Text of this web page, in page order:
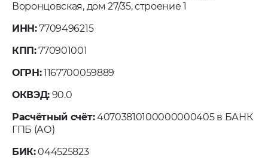
Воронцовская, дом 27/35, строение 1
ИНН:7709496215
КПП:770901001
ОГРН:1167700059889
ОКВЭД: 90.0
Расчётный счёт:40703810100000000405 в БАНК
ГПБ (АО)
БИК:044525823